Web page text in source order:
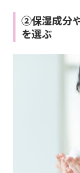
②保湿成分
を選ぶ